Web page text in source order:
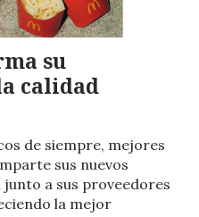
su
calidad
de siempre, mejores
sus nuevos
a sus proveedores
la mejor